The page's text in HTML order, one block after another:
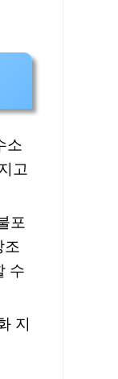
소
고
포
조
수
지